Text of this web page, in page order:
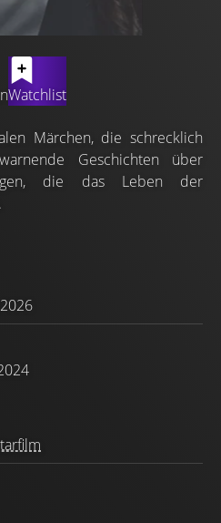
Watchlist
Märchen, die schrecklich
Geschichten über
die das Leben der